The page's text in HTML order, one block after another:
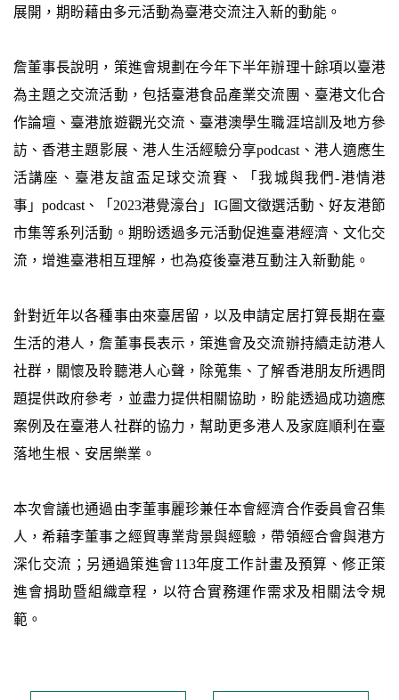
展開，期盼藉由多元活動為臺港交流注入新的動能。
詹董事長說明，策進會規劃在今年下半年辦理十餘項以臺港
為主題之交流活動，包括臺港食品產業交流團、臺港文化合
作論壇、臺港旅遊觀光交流、臺港澳學生職涯培訓及地方參
訪、香港主題影展、港人生活經驗分享podcast、港人適應生
活講座、臺港友誼盃足球交流賽、「我城與我們-港情港
事」podcast、「2023港覺濠台」IG圖文徵選活動、好友港節
市集等系列活動。期盼透過多元活動促進臺港經濟、文化交
流，增進臺港相互理解，也為疫後臺港互動注入新動能。
針對近年以各種事由來臺居留，以及申請定居打算長期在臺
生活的港人，詹董事長表示，策進會及交流辦持續走訪港人
社群，關懷及聆聽港人心聲，除蒐集、了解香港朋友所遇問
題提供政府參考，並盡力提供相關協助，盼能透過成功適應
案例及在臺港人社群的協力，幫助更多港人及家庭順利在臺
落地生根、安居樂業。
本次會議也通過由李董事麗珍兼任本會經濟合作委員會召集
人，希藉李董事之經貿專業背景與經驗，帶領經合會與港方
深化交流；另通過策進會113年度工作計畫及預算、修正策
進會捐助暨組織章程，以符合實務運作需求及相關法令規
範。